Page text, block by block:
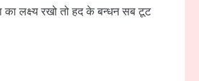
का लक्ष्य रखो तो हद के बन्धन सब टूट